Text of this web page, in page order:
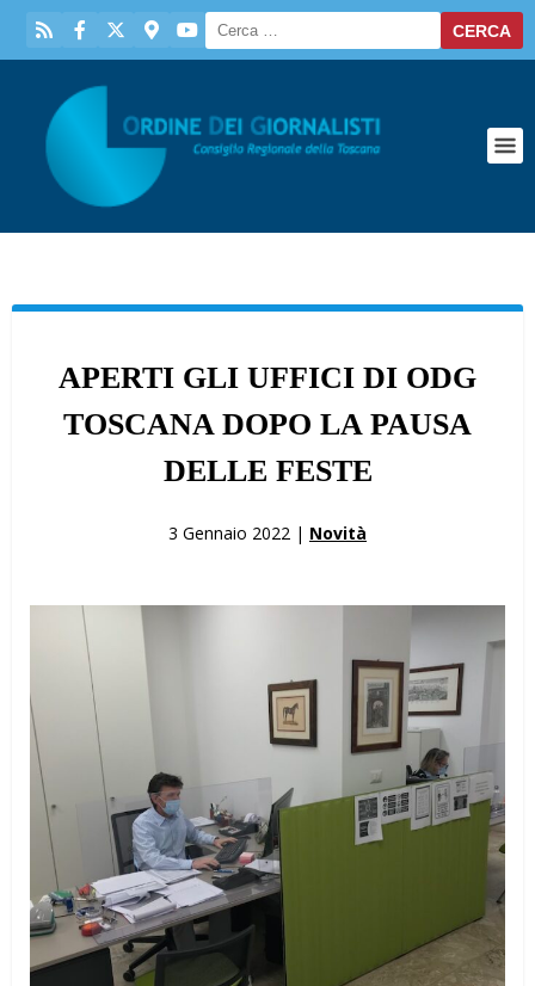
APERTI GLI UFFICI DI ODG
TOSCANA DOPO LA PAUSA
DELLE FESTE
3 Gennaio 2022 | Novità